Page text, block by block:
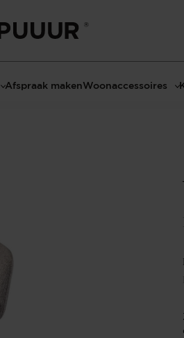
Afspraak makenWoonaccessoires